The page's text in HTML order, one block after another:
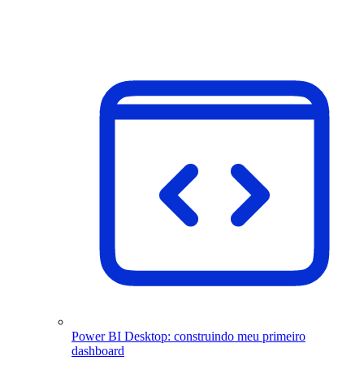
Power BI Desktop: construindo meu primeiro
dashboard